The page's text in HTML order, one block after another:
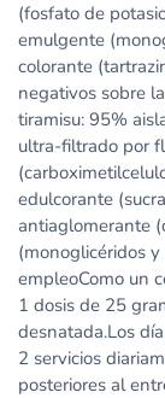
(fosfato de
emulgente
colorante
negativos sobre
tiramisu: 95%
ultra-filtrado por
edulcorante
antiaglomerante
(monoglicéridos
empleoComo un
1 dosis de 25
desnatada.Los
2 servicios
posteriores al